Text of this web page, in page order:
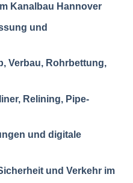
Kanalbau Hannover
und
Verbau, Rohrbettung,
Relining, Pipe-
und digitale
und Verkehr im